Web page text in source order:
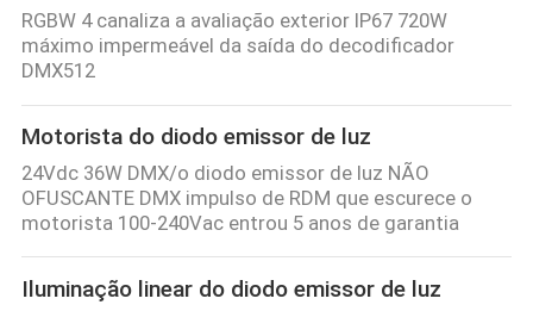
RGBW 4 canaliza a avaliação exterior IP67 720W
máximo impermeável da saída do decodificador
DMX512
Motorista do diodo emissor de luz
24Vdc 36W DMX/o diodo emissor de luz NÃO
OFUSCANTE DMX impulso de RDM que escurece o
motorista 100-240Vac entrou 5 anos de garantia
Iluminação linear do diodo emissor de luz